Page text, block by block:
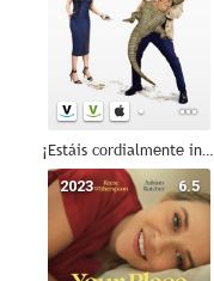
¡Estáis cordialmente invitados!
6.5
2023